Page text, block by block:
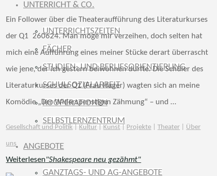
UNTERRICHT & CO.
UNTERRICHTSZEITEN
FÄCHER
STUDIEN- UND BERUFSORIENTIERUNG
SCHULSOZIALARBEIT
KOOPERATIONEN
SELBSTLERNZENTRUM
ANGEBOTE
GANZTAGS- UND AG-ANGEBOTE
Ein Follower über die Theateraufführung des Literaturkurses
der Q1 260624. Man möge mir verzeihen, doch selten hat
mich eine Aufführung eines meiner Stücke derart überrascht
wie jene, der ich gestern beiwohnen durfte. Die Schüler des
Literaturkurses der Q1 (Frau Hager) wagten sich an meine
Komödie „Der Widerspenstigen Zähmung“ – und …
Gesellschaft und Politik Kultur Kunst Projekte Theater Über
uns
Weiterlesen"Shakespeare neu gezähmt"